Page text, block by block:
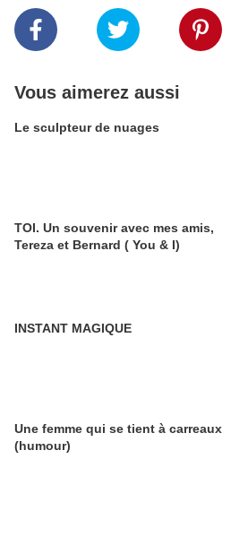
Vous aimerez aussi
Le sculpteur de nuages
TOI. Un souvenir avec mes amis,
Tereza et Bernard ( You & I)
INSTANT MAGIQUE
Une femme qui se tient à carreaux
(humour)